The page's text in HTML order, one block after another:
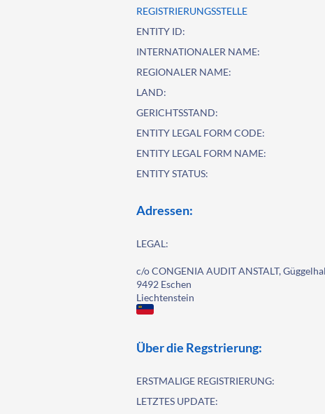
REGISTRIERUNGSSTELLE
ENTITY ID:
INTERNATIONALER NAME:
REGIONALER NAME:
LAND:
GERICHTSSTAND:
ENTITY LEGAL FORM CODE:
ENTITY LEGAL FORM NAME:
ENTITY STATUS:
Adressen:
LEGAL:
c/o CONGENIA AUDIT ANSTALT,
9492 Eschen
Liechtenstein
Über die Regstrierung:
ERSTMALIGE REGISTRIERUNG:
LETZTES UPDATE: